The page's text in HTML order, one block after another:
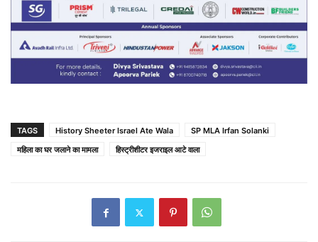
TAGS History Sheeter Israel Ate Wala
SP MLA Irfan Solanki
महिला का घर जलाने का मामला
हिस्ट्रीशीटर इजराइल आटे वाला